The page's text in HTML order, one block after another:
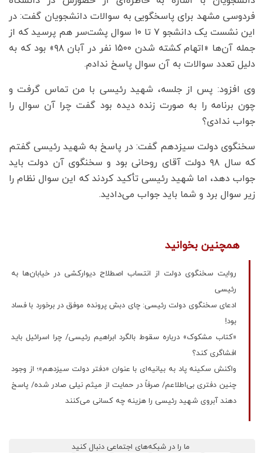
فردوسی مشهد برای پاسخگویی به سوالات دانشجویان گفت: در
این نشست یک دانشجو ۷ تا ۱۰ سوال پشت‌سر هم پرسید که از
جمله آن‌ها «اتهام کشته شدن ۱۵۰۰ نفر در آبان ۹۸» بود که به
دلیل تعدد سوالات به آن سوال پاسخ ندادم.
وی افزود: پس از جلسه، شهید رئیسی با من تماس گرفت و
چون برنامه را به صورت زنده دیده بود گفت چرا آن سوال را
جواب ندادی؟
سخنگوی دولت سیزدهم گفت: در پاسخ به شهید رئیسی گفتم
که سال ۹۸ دولت آقای روحانی بود و سخنگوی آن دولت باید
جواب دهد، اما شهید رئیسی تأکید کردند که این سوال نظام را
زیر سوال برد و شما باید جواب می‌دادید.
همچنین بخوانید
روایت سخنگوی دولت از انتساب اصطلاح دیوارکشی در خیابان‌ها به
رئیسی
ادعای سخنگوی دولت رئیسی: چای دبش پرونده موفق در برخورد با فساد
بود!
«کتاب مشکوک» درباره سقوط بالگرد ابراهیم رئیسی/ چرا اسرائیل باید
افشاگری کند؟
واکنش سکینه پاد به بیانیه‌ای با عنوان «دفتر دولت سیزدهم»؛ از وجود
چنین دفتری بی‌اطلاعم/ صرفاً در حمایت از میثم نیلی صادر شده/ پاسخ
دهند آبروی شهید رئیسی را هزینه چه کسانی می‌کنند
ما را در شبکه‌های اجتماعی دنبال کنید